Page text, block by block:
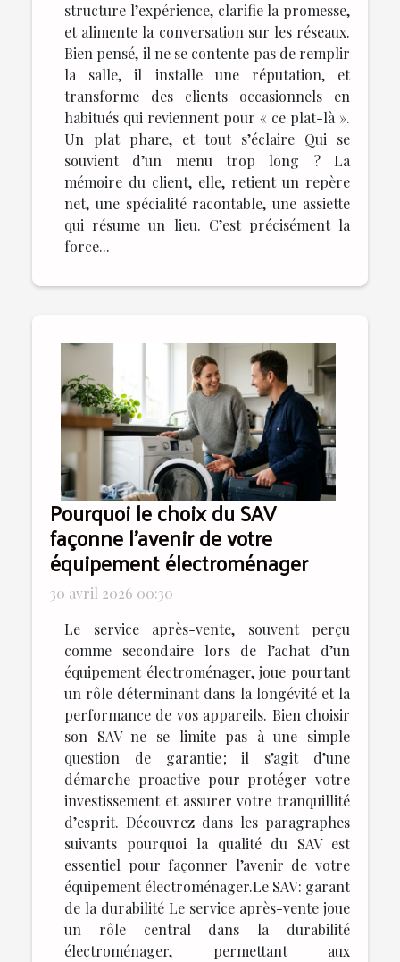
structure l’expérience, clarifie la promesse,
et alimente la conversation sur les réseaux.
Bien pensé, il ne se contente pas de remplir
la salle, il installe une réputation, et
transforme des clients occasionnels en
habitués qui reviennent pour « ce plat-là ».
Un plat phare, et tout s’éclaire Qui se
souvient d’un menu trop long ? La
mémoire du client, elle, retient un repère
net, une spécialité racontable, une assiette
qui résume un lieu. C’est précisément la
force...
Pourquoi le choix du SAV
façonne l’avenir de votre
équipement électroménager
30 avril 2026 00:30
Le service après-vente, souvent perçu
comme secondaire lors de l’achat d’un
équipement électroménager, joue pourtant
un rôle déterminant dans la longévité et la
performance de vos appareils. Bien choisir
son SAV ne se limite pas à une simple
question de garantie ; il s’agit d’une
démarche proactive pour protéger votre
investissement et assurer votre tranquillité
d’esprit. Découvrez dans les paragraphes
suivants pourquoi la qualité du SAV est
essentiel pour façonner l’avenir de votre
équipement électroménager.Le SAV : garant
de la durabilité Le service après-vente joue
un rôle central dans la durabilité
électroménager, permettant aux